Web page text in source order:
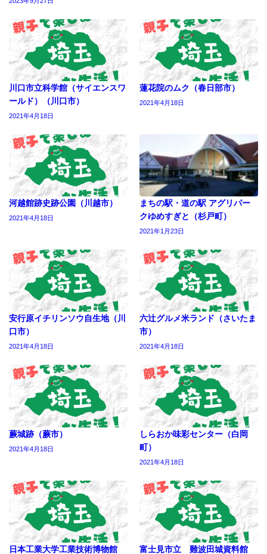
川口市立科学館（サイエンスワ
ールド）（川口市）
2021年4月18日
蓮花院のムク（春日部市）
2021年4月18日
河越館跡史跡公園（川越市）
2021年4月18日
まちの駅・道の駅 アグリパー
クゆめすぎと（杉戸町）
2021年1月23日
安行原イチリンソウ自生地（川
口市）
2021年4月18日
六辻グルメ米ランド（さいたま
市）
2021年4月18日
蕨城跡（蕨市）
2021年4月18日
しらおか味彩センター（白岡
町）
2021年4月18日
日本工業大学工業技術博物館
富士見市立 難波田城資料館